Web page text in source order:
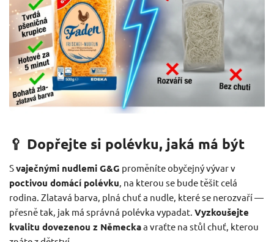
🥄 Dopřejte si polévku, jaká má být
Svaječnými nudlemi G&G proměníte obyčejný vývar v
poctivou domácí polévku, na kterou se bude těšit celá
rodina. Zlatavá barva, plná chuť a nudle, které se nerozvaří —
přesně tak, jak má správná polévka vypadat. Vyzkoušejte
kvalitu dovezenou z Německaa vraťte na stůl chuť, kterou